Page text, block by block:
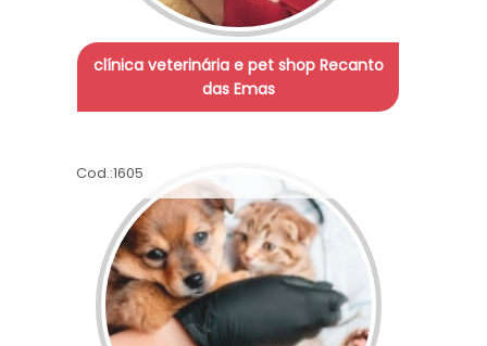
clínica veterinária e pet shop Recanto
das Emas
Cod.:1605